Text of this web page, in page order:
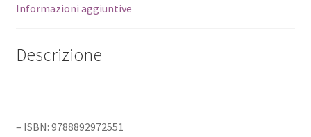
Informazioni aggiuntive
Descrizione
– ISBN: 9788892972551